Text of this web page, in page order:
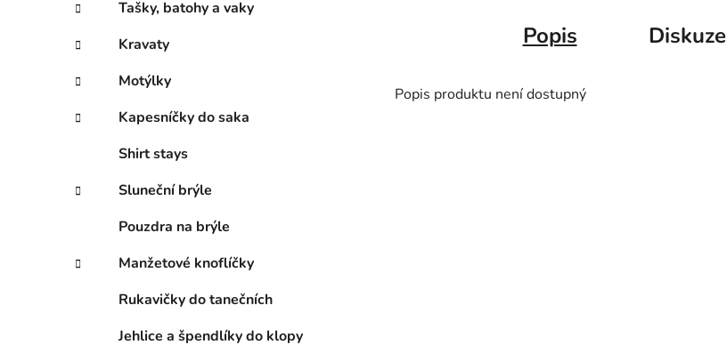
Tašky, batohy a vaky
Kravaty
Motýlky
Kapesníčky do saka
Shirt stays
Sluneční brýle
Pouzdra na brýle
Manžetové knoflíčky
Rukavičky do tanečních
Jehlice a špendlíky do klopy
Popis Diskuze
Popis produktu není dostupný